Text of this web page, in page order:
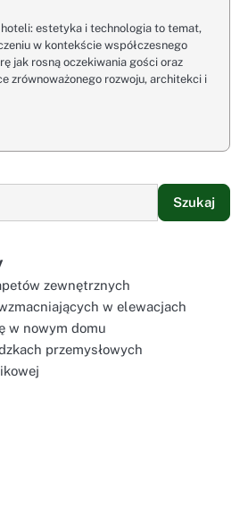
estetyka i technologia to temat,
w kontekście współczesnego
jak rosną oczekiwania gości oraz
zrównoważonego rozwoju, architekci i
Szukaj
zewnętrznych
w elewacjach
w nowym domu
przemysłowych